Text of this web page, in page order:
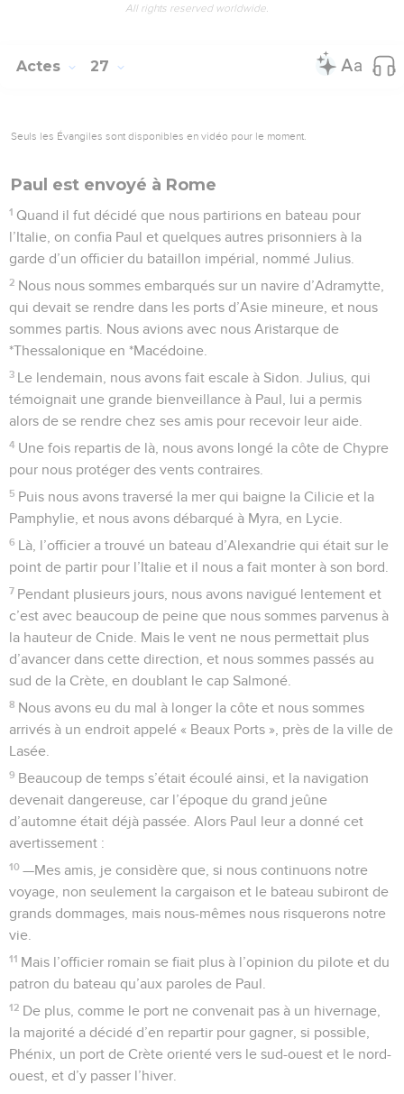
All rights reserved worldwide.
Actes 27
Seuls les Évangiles sont disponibles en vidéo pour le moment.
Paul est envoyé à Rome
1 Quand il fut décidé que nous partirions en bateau pour
l’Italie, on confia Paul et quelques autres prisonniers à la
garde d’un officier du bataillon impérial, nommé Julius.
2 Nous nous sommes embarqués sur un navire d’Adramytte,
qui devait se rendre dans les ports d’Asie mineure, et nous
sommes partis. Nous avions avec nous Aristarque de
*Thessalonique en *Macédoine.
3 Le lendemain, nous avons fait escale à Sidon. Julius, qui
témoignait une grande bienveillance à Paul, lui a permis
alors de se rendre chez ses amis pour recevoir leur aide.
4 Une fois repartis de là, nous avons longé la côte de Chypre
pour nous protéger des vents contraires.
5 Puis nous avons traversé la mer qui baigne la Cilicie et la
Pamphylie, et nous avons débarqué à Myra, en Lycie.
6 Là, l’officier a trouvé un bateau d’Alexandrie qui était sur le
point de partir pour l’Italie et il nous a fait monter à son bord.
7 Pendant plusieurs jours, nous avons navigué lentement et
c’est avec beaucoup de peine que nous sommes parvenus à
la hauteur de Cnide. Mais le vent ne nous permettait plus
d’avancer dans cette direction, et nous sommes passés au
sud de la Crète, en doublant le cap Salmoné.
8 Nous avons eu du mal à longer la côte et nous sommes
arrivés à un endroit appelé « Beaux Ports », près de la ville de
Lasée.
9 Beaucoup de temps s’était écoulé ainsi, et la navigation
devenait dangereuse, car l’époque du grand jeûne
d’automne était déjà passée. Alors Paul leur a donné cet
avertissement :
10 —Mes amis, je considère que, si nous continuons notre
voyage, non seulement la cargaison et le bateau subiront de
grands dommages, mais nous-mêmes nous risquerons notre
vie.
11 Mais l’officier romain se fiait plus à l’opinion du pilote et du
patron du bateau qu’aux paroles de Paul.
12 De plus, comme le port ne convenait pas à un hivernage,
la majorité a décidé d’en repartir pour gagner, si possible,
Phénix, un port de Crète orienté vers le sud-ouest et le nord-
ouest, et d’y passer l’hiver.